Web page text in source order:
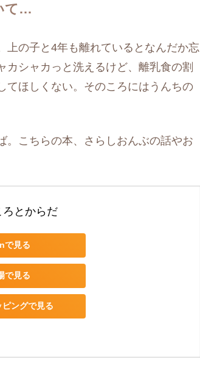
て…
上の子と4年も離れているとなんだか忘
シャカっと洗えるけど、離乳食の割
ほしくない。そのころにはうんちの
。こちらの本、さらしおんぶの話やお
ろとからだ
で見る
で見る
ングで見る